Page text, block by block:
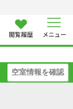
閲覧履歴 メニュー
空室情報を確認